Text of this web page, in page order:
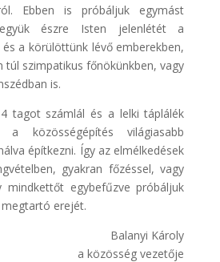
Ebben is próbáljuk egymást
észre Isten jelenlétét a
a körülöttünk lévő emberekben,
túl szimpatikus főnökünkben, vagy
is.
tagot számlál és a lelki táplálék
a közösségépítés világiasabb
építkezni. Így az elmélkedések
gyakran főzéssel, vagy
mindkettőt egybefűzve próbáljuk
erejét.
Balanyi Károly
a közösség vezetője